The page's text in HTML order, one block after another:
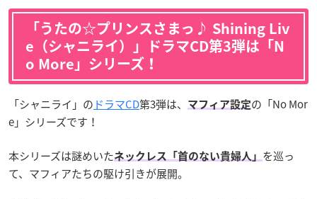
「うたの☆プリンスさまっ♪ Shining Liv
e（シャニライ）」ドラマCD第3弾は「N
o More」シリーズ！
「シャニライ」の ドラマCD第3弾は、 マフィア設定の「No Mor
e」シリーズです！
本シリーズは謎めいたネックレス「首のない貴婦人」 を巡っ
て、マフィアたちの駆け引きが展開。